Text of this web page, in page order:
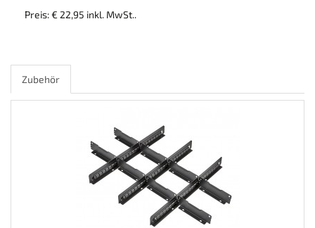
Preis: € 22,95 inkl. MwSt..
Zubehör